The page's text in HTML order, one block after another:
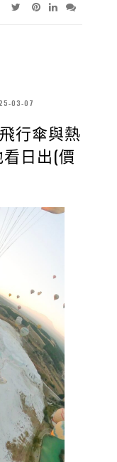
03-07
行傘與熱
日出(價